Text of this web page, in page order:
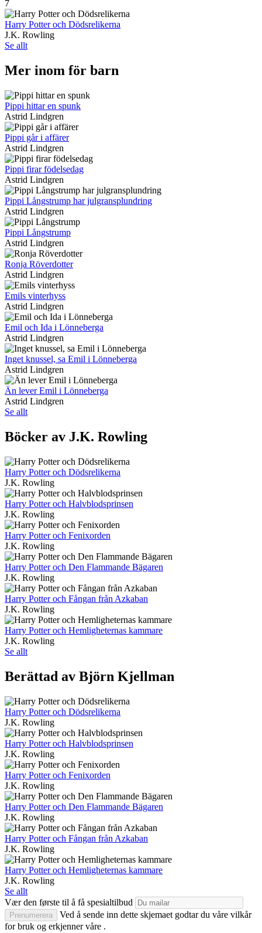
7
Harry Potter och Dödsrelikerna
J.K. Rowling
Se allt
Mer inom för barn
Pippi hittar en spunk
Astrid Lindgren
Pippi går i affärer
Astrid Lindgren
Pippi firar födelsedag
Astrid Lindgren
Pippi Långstrump har julgransplundring
Astrid Lindgren
Pippi Långstrump
Astrid Lindgren
Ronja Röverdotter
Astrid Lindgren
Emils vinterhyss
Astrid Lindgren
Emil och Ida i Lönneberga
Astrid Lindgren
Inget knussel, sa Emil i Lönneberga
Astrid Lindgren
Än lever Emil i Lönneberga
Astrid Lindgren
Se allt
Böcker av J.K. Rowling
Harry Potter och Dödsrelikerna
J.K. Rowling
Harry Potter och Halvblodsprinsen
J.K. Rowling
Harry Potter och Fenixorden
J.K. Rowling
Harry Potter och Den Flammande Bägaren
J.K. Rowling
Harry Potter och Fångan från Azkaban
J.K. Rowling
Harry Potter och Hemligheternas kammare
J.K. Rowling
Se allt
Berättad av Björn Kjellman
Harry Potter och Dödsrelikerna
J.K. Rowling
Harry Potter och Halvblodsprinsen
J.K. Rowling
Harry Potter och Fenixorden
J.K. Rowling
Harry Potter och Den Flammande Bägaren
J.K. Rowling
Harry Potter och Fångan från Azkaban
J.K. Rowling
Harry Potter och Hemligheternas kammare
J.K. Rowling
Se allt
Vær den første til å få spesialtilbud
Prenumerera
Ved å sende inn dette skjemaet godtar du våre vilkår
for bruk og erkjenner våre .